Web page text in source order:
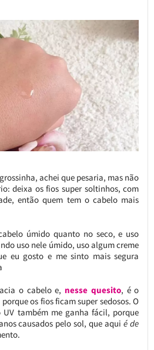
achei que pesaria, mas não
deixa os fios super soltinhos, com
então quem tem o cabelo mais
úmido quanto no seco, e uso
uso nele úmido, uso algum creme
eu gosto e me sinto mais segura
o cabelo e, nesse quesito, é o
os fios ficam super sedosos. O
também me ganha fácil, porque
causados pelo sol, que aquié de